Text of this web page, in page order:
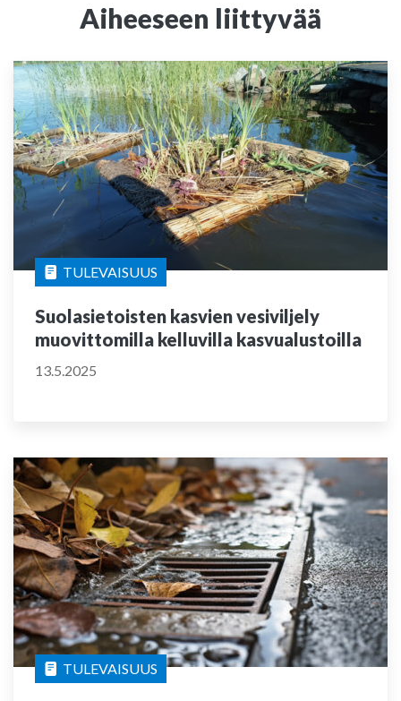
Aiheeseen liittyvää
TULEVAISUUS
Suolasietoisten kasvien vesiviljely
muovittomilla kelluvilla kasvualustoilla
13.5.2025
TULEVAISUUS